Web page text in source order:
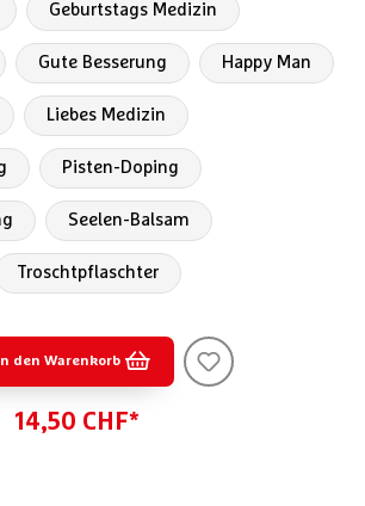
Geburtstags Medizin
Gute Besserung Happy Man
Liebes Medizin
Pisten-Doping
Seelen-Balsam
Troschtpflaschter
14,50 CHF*
In den Warenkorb